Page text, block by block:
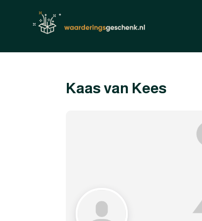
Kaas van Kees